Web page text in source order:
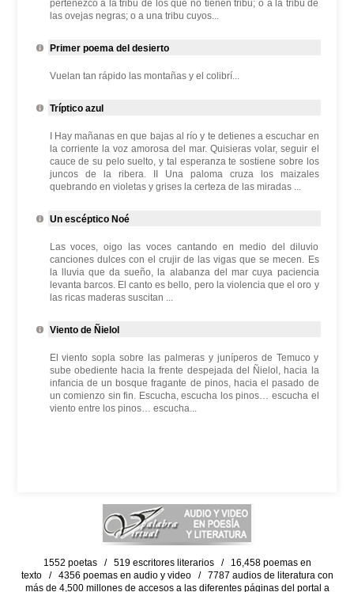
pertenezco a la tribu de los que no tienen tribu; o a la tribu de
las ovejas negras; o a una tribu cuyos...
Primer poema del desierto
Vuelan tan rápido las montañas y el colibrí...
Tríptico azul
I Hay mañanas en que bajas al río y te detienes a escuchar en
la corriente la voz amorosa del mar. Quisieras volar, seguir el
cauce de su pelo suelto, y tal esperanza te sostiene sobre los
juncos de la ribera. II Una paloma cruza los maizales
quebrando en violetas y grises la certeza de las miradas ...
Un escéptico Noé
Las voces, oigo las voces cantando en medio del diluvio
canciones dulces con el crujir de las vigas que se mecen. Es
la lluvia que da sueño, la alabanza del mar cuya paciencia
levanta barcos. El canto es bello, pero la violencia que el oro y
las ricas maderas suscitan ...
Viento de Ñielol
El viento sopla sobre las palmeras y juníperos de Temuco y
sube obediente hacia la frente despejada del Ñielol, hacia la
infancia de un bosque fragante de pinos, hacia el pasado de
un comienzo sin fin. Escucha, escucha los pinos… escucha el
viento entre los pinos… escucha...
1552 poetas / 519 escritores literarios / 16,458 poemas en
texto / 4356 poemas en audio y video / 7787 audios de literatura con
más de 4,500 millones de accesos a las diferentes páginas del portal a